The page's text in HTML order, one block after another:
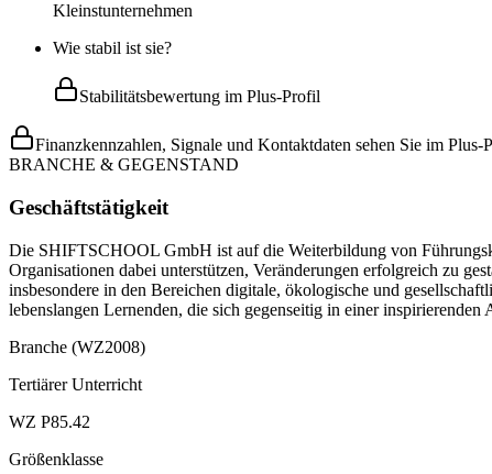
Kleinstunternehmen
Wie stabil ist sie?
Stabilitätsbewertung im Plus-Profil
Finanzkennzahlen, Signale und Kontaktdaten sehen Sie im Plus-
BRANCHE & GEGENSTAND
Geschäftstätigkeit
Die SHIFTSCHOOL GmbH ist auf die Weiterbildung von
Organisationen dabei unterstützen, Veränderungen erfolgreich zu
insbesondere in den Bereichen digitale, ökologische und
lebenslangen Lernenden, die sich gegenseitig in einer inspirierenden
Branche (WZ2008)
Tertiärer Unterricht
WZ P85.42
Größenklasse